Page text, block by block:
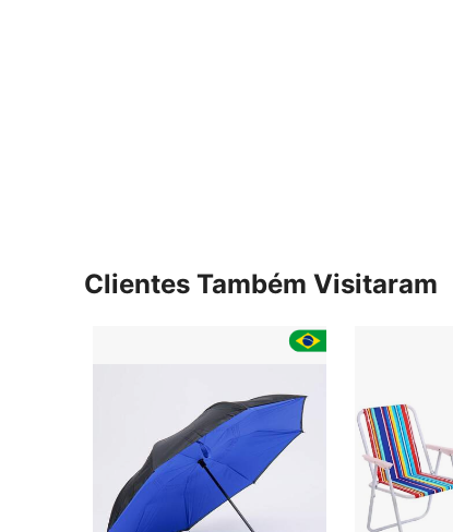
Clientes Também Visitaram